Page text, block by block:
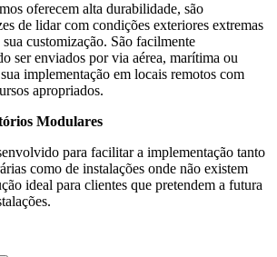
oferecem alta durabilidade, são
de lidar com condições exteriores extremas
customização. São facilmente
ser enviados por via aérea, marítima ou
implementação em locais remotos com
apropriados.
Modulares
para facilitar a implementação tanto
como de instalações onde não existem
ideal para clientes que pretendem a futura